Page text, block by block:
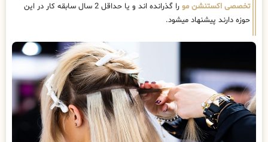
تخصصی اکستنشن مو
را گذرانده اند و یا حداقل 2 سال سابقه کار در این
حوزه دارند پیشنهاد میشود.